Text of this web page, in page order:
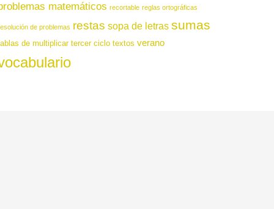
matemáticos recortable reglas ortográficas
de problemas restas sopa de letras sumas
de multiplicar tercer ciclo textos verano